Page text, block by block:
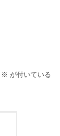
※ が付いている